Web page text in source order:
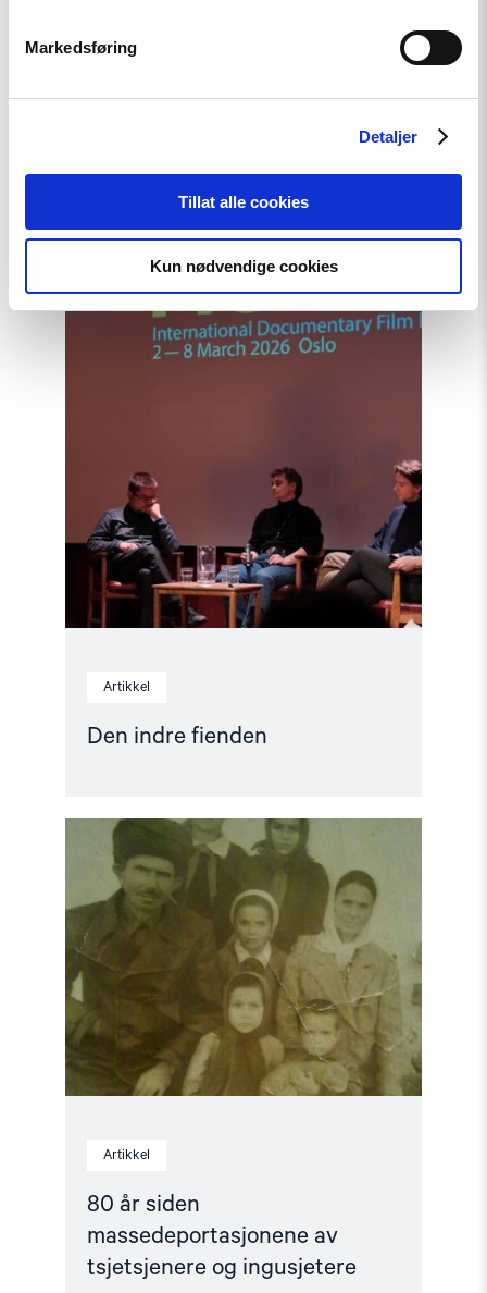
Markedsføring
Detaljer
Tillat alle cookies
Kun nødvendige cookies
Artikkel
Den indre fienden
article
"Den
fienden"
Artikkel
80 år siden
massedeportasjonene av
tsjetsjenere og ingusjetere
Read
article
år
siden
massedeportasjonene
av
tsjetsjenere
og
ingusjetere"